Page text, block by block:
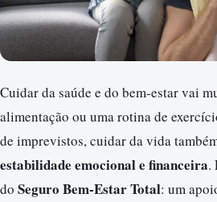
Cuidar da saúde e do bem-estar vai
alimentação ou uma rotina de
de imprevistos, cuidar da vida
estabilidade emocional e financeira.
do Seguro Bem-Estar Total: um